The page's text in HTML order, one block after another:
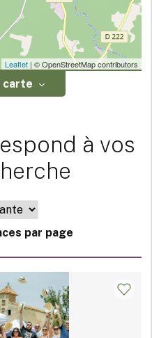
Leaflet | © OpenStreetMap contributors
carte
à vos
par page